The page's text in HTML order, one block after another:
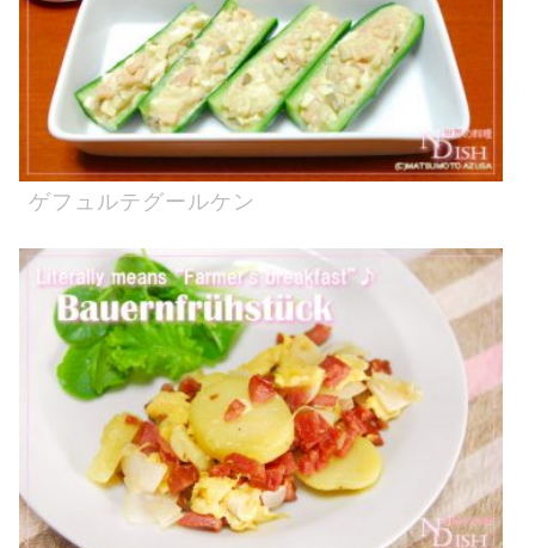
ゲフュルテグールケン